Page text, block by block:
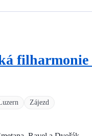
Zájezd
filharmonie